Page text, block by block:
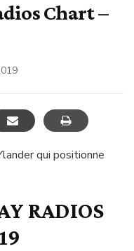
Chart –
qui positionne
RADIOS